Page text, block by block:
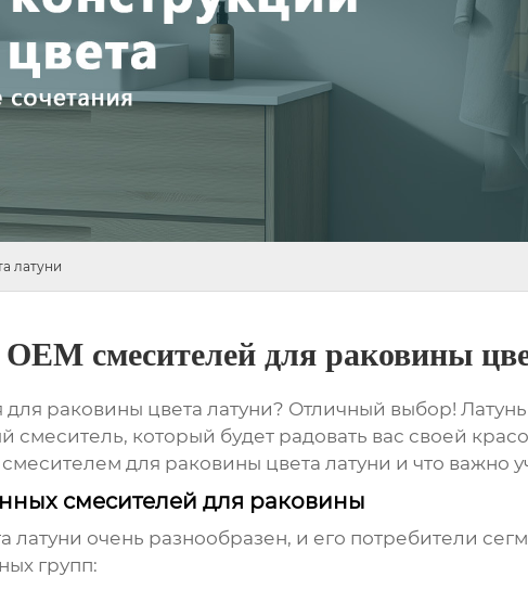
латуни
смесителей для раковины
для раковины цвета латуни? Отличный выбор! Латунь
который будет радовать вас своей
смесителем для раковины цвета латуни и что важно
смесителей для раковины
латуни очень разнообразен, и его потребители
групп: